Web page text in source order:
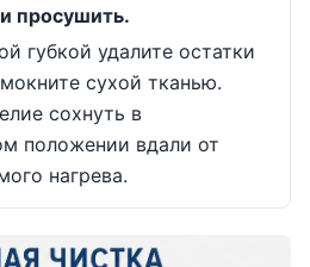
просушить.
губкой удалите остатки
сухой тканью.
сохнуть в
положении вдали от
нагрева.